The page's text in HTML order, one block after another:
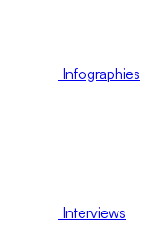
Infographies
Interviews